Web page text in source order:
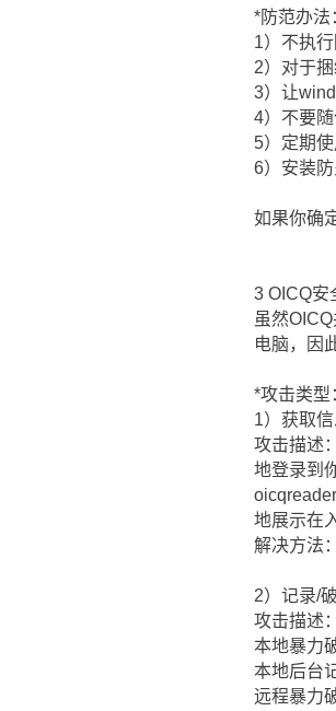
*防范办法
1）不执
2）对于
3）让
4）不要
5）定期
6）安装
如果你确
3 OICQ安
虽然
电脑，因
*攻击类型
1）获取
攻击描述
地登录到
地展示在
解决方法
2）记录/
攻击描述
本地暴力
本地后台
远程暴力